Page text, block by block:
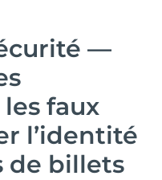
—
faux
l’identité
de billets